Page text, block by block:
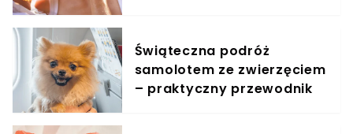
Świąteczna podróż
samolotem ze zwierzęciem
– praktyczny przewodnik